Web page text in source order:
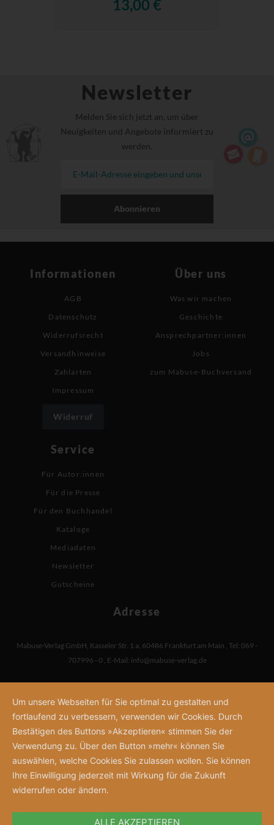
13,00 €
Newsletter
Melden Sie sich jetzt an, um über
Neuigkeiten und Angebote informiert zu
werden.
Abonnieren
Informationen
AGB
Datenschutz
Widerrufsrecht
Versandhinweise
Zahlarten
Impressum
Widerruf
Über uns
Was wir machen
Geschichte
Ansprechpartner:innen
Jobs
zum Mabuse-Buchversand
Service
Für Autor:innen
Für die Presse
Für den Buchhandel
Kataloge
Mediadaten
Newsletter
Gutscheine
Adresse
Mabuse-Verlag GmbH Kasseler Str. 1 a 60486 Frankfurt am Main Tel: 069 -
707996 - 0 E-Mail: info@mabuse-verlag.de
Um unsere Webseiten für Sie optimal zu gestalten und
fortlaufend zu verbessern, verwenden wir Cookies. Durch
Bestätigen des Buttons »Akzeptieren« stimmen Sie der
Verwendung zu. Über den Button »mehr« können Sie
auswählen, welche Cookies Sie zulassen wollen. Sie können
Ihre Einwilligung jederzeit mit Wirkung für die Zukunft
widerrufen oder ändern.
ALLE AKZEPTIEREN